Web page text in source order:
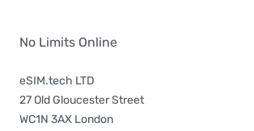
No Limits Online
eSIM.tech LTD
27 Old Gloucester Street
WC1N 3AX London